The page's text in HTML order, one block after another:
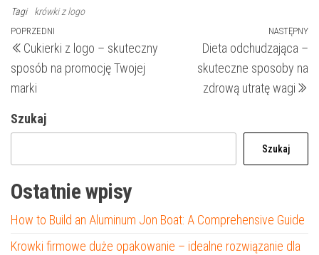
Tagi krówki z logo
Nawigacja
wpisu
Poprzedni
wpis
POPRZEDNI
Cukierki z logo – skuteczny
sposób na promocję Twojej
marki
NASTĘPNY
Dieta odchudzająca –
skuteczne sposoby na
zdrową utratę wagi
Szukaj
Szukaj
Ostatnie wpisy
How to Build an Aluminum Jon Boat: A Comprehensive Guide
Krowki firmowe duże opakowanie – idealne rozwiązanie dla